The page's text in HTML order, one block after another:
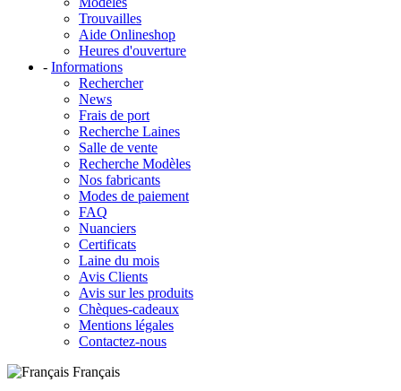
Trouvailles
Aide Onlineshop
Heures d'ouverture
- Informations
Rechercher
News
Frais de port
Recherche Laines
Salle de vente
Recherche Modèles
Nos fabricants
Modes de paiement
FAQ
Nuanciers
Certificats
Laine du mois
Avis Clients
Avis sur les produits
Chèques-cadeaux
Mentions légales
Contactez-nous
Français